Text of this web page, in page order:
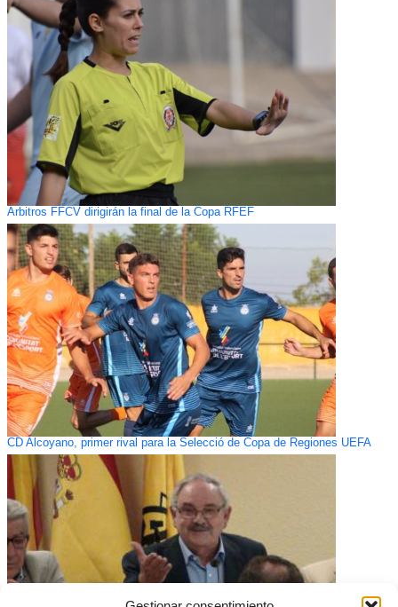
Árbitros FFCV dirigirán la final de la Copa RFEF
CD Alcoyano, primer rival para la Selecció de Copa de Regiones UEFA